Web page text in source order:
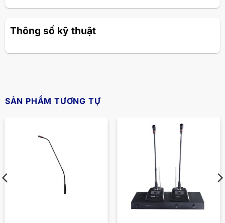
Thông số kỹ thuật
SẢN PHẨM TƯƠNG TỰ